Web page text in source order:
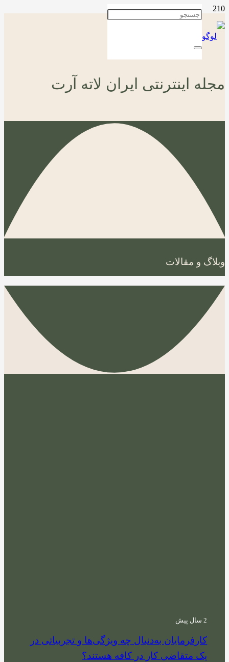
مجله اینترنتی ایران لاته آرت
وبلاگ و مقالات
2 سال پیش
کارفرمایان به‌دنبال چه ویژگی‌ها و تجربیاتی در
یک متقاضی کار در کافه هستند؟